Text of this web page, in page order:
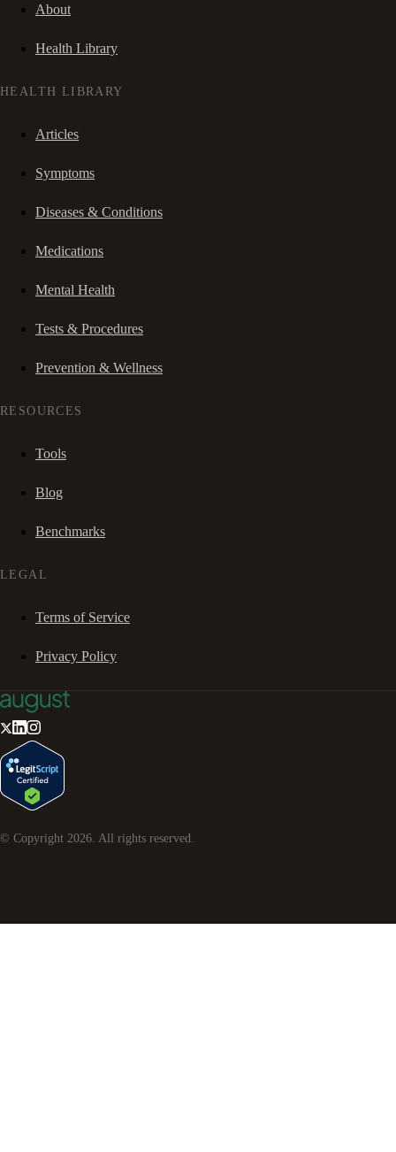
About
Health Library
HEALTH LIBRARY
Articles
Symptoms
Diseases & Conditions
Medications
Mental Health
Tests & Procedures
Prevention & Wellness
RESOURCES
Tools
Blog
Benchmarks
LEGAL
Terms of Service
Privacy Policy
© Copyright 2026 . All rights reserved.